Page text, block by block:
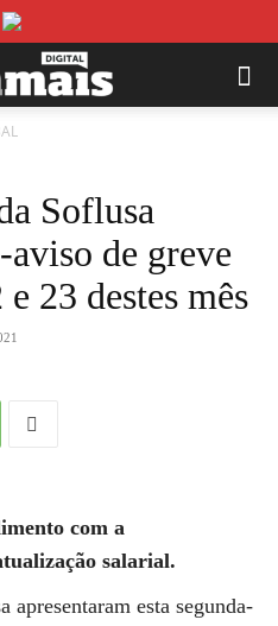
Soflusa
aviso de greve
23 destes mês
com a
salarial.
apresentaram esta segunda-